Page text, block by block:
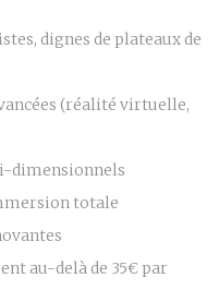
dignes de plateaux de
(réalité virtuelle,
dimensionnels
totale
au-delà de 35€ par